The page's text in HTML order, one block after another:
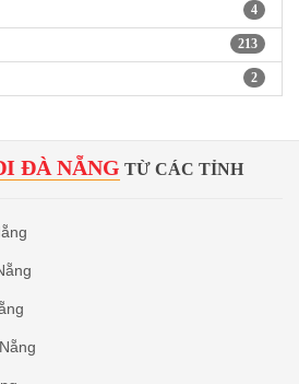
5
7
2
2